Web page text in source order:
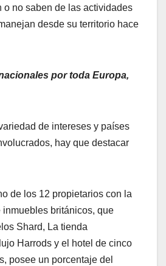
o no saben de las actividades
desde su territorio hace
por toda Europa,
de intereses y países
hay que destacar
de los 12 propietarios con la
inmuebles británicos, que
Shard, La tienda
Harrods y el hotel de cinco
posee un porcentaje del